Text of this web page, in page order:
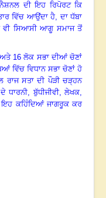
ਦੀ ਇਹ ਰਿਪੋਰਟ ਕਿ
ਵਿੱਚ ਆਉਂਦਾ ਹੈ, ਦਾ ਧੱਬਾ
ਸਿਆਸੀ ਆਗੂ ਸਮਾਜ ਤੋਂ
ਅਤੇ 16 ਲੋਕ ਸਭਾ ਦੀਆਂ ਚੋਣਾਂ
ਵਿੱਚ ਵਿਧਾਨ ਸਭਾ ਚੋਣਾਂ ਹੋ
ਰਾਜ ਸਤਾ ਦੀ ਪੌੜੀ ਚੜ੍ਹਨ
ਧਾਰਨੀ, ਬੁੱਧੀਜੀਵੀ,ਲੇਖਕ,
ਕਹਿੰਦਿਆਂ ਜਾਗਰੂਕ ਕਰ